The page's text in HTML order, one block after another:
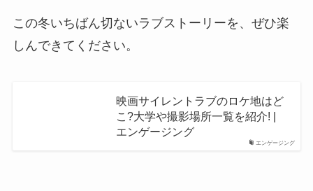
この冬いちばん切ないラブストーリーを、ぜひ楽
しんできてください。
エンゲージング
映画サイレントラブのロケ地はど
こ?大学や撮影場所一覧を紹介! |
エンゲージング